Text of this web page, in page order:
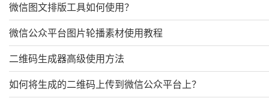
微信图文排版工具如何使用？
微信公众平台图片轮播素材使用教程
二维码生成器高级使用方法
如何将生成的二维码上传到微信公众平台上？